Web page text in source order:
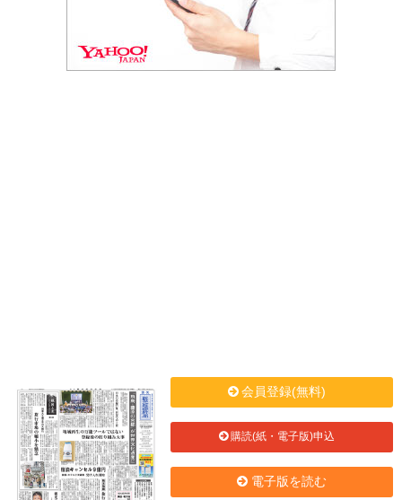
会員登録(無料)
購読(紙・電子版)申込
電子版を読む